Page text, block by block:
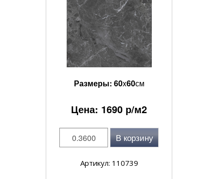
Размеры: 60x60см
Цена: 1690 р/м2
В корзину
Артикул: 110739